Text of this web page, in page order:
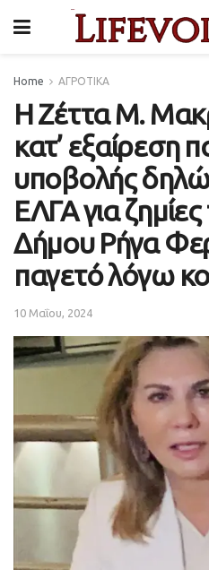
Home ΑΓΡΟΤΙΚΑ
Η Ζέττα Μ.
κατ’ εξαίρεση
υποβολής
ΕΛΓΑ για
Δήμου Ρήγα
παγετό λόγω
10 Μαΐου, 2024